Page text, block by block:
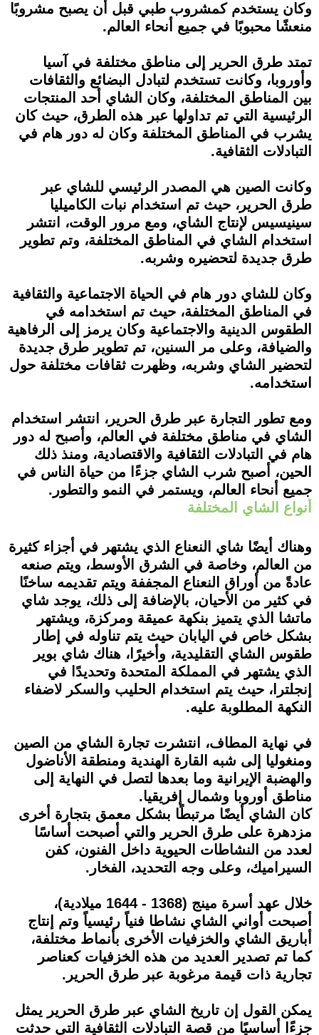
وكان يستخدم كمشروب طبي قبل أن يصبح مشروبًا
منعشًا محبوبًا في جميع أنحاء العالم.
تمتد طرق الحرير إلى مناطق مختلفة في آسيا
وأوروبا، وكانت تستخدم لتبادل البضائع والثقافات
بين المناطق المختلفة، وكان الشاي أحد المنتجات
الرئيسية التي تم تداولها عبر هذه الطرق، حيث كان
يشرب في المناطق المختلفة وكان له دور هام في
التبادلات الثقافية.
وكانت الصين هي المصدر الرئيسي للشاي عبر
طرق الحرير، حيث تم استخدام نبات الكاميليا
سينيسيس لإنتاج الشاي، ومع مرور الوقت، انتشر
استخدام الشاي في المناطق المختلفة، وتم تطوير
طرق جديدة لتحضيره وشربه.
وكان للشاي دور هام في الحياة الاجتماعية والثقافية
في المناطق المختلفة، حيث تم استخدامه في
الطقوس الدينية والاجتماعية وكان يرمز إلى الرفاهية
والضيافة، وعلى مر السنين، تم تطوير طرق جديدة
لتحضير الشاي وشربه، وظهرت ثقافات مختلفة حول
استخدامه.
ومع تطور التجارة عبر طرق الحرير، انتشر استخدام
الشاي في مناطق مختلفة في العالم، وأصبح له دور
هام في التبادلات الثقافية والاقتصادية، ومنذ ذلك
الحين، أصبح شرب الشاي جزءًا من حياة الناس في
جميع أنحاء العالم، ويستمر في النمو والتطور.
أنواع الشاي المختلفة
وهناك أيضًا شاي النعناع الذي يشتهر في أجزاء كثيرة
من العالم، وخاصة في الشرق الأوسط، ويتم صنعه
عادةً من أوراق النعناع المجففة ويتم تقديمه ساخنًا
في كثير من الأحيان، بالإضافة إلى ذلك، يوجد شاي
ماتشا الذي يتميز بنكهة عميقة ومركزة، ويشتهر
بشكل خاص في اليابان حيث يتم تناوله في إطار
طقوس الشاي التقليدية، وأخيرًا، هناك شاي بوير
الذي يشتهر في المملكة المتحدة وتحديدًا في
إنجلترا، حيث يتم استخدام الحليب والسكر لاضفاء
النكهة المطلوبة عليه.
في نهاية المطاف، انتشرت تجارة الشاي من الصين
ومنغوليا إلى شبه القارة الهندية ومنطقة الأناضول
والهضبة الإيرانية وما بعدها لتصل في النهاية إلى
مناطق أوروبا وشمال إفريقيا.
كان الشاي أيضًا مرتبطًا بشكل معمق بتجارة أخرى
مزدهرة على طرق الحرير والتي أصبحت أساسًا
لعدد من النشاطات الحيوية داخل الفنون، كفن
السيراميك، وعلى وجه التحديد، الفخار.
خلال عهد أسرة مينج (1368 - 1644 ميلادية)،
أصبحت أواني الشاي نشاطا فنياً رئيسياً وتم إنتاج
أباريق الشاي والخزفيات الأخرى بأنماط مختلفة،
كما تم تصدير العديد من هذه الخزفيات كعناصر
تجارية ذات قيمة مرغوبة عبر طرق الحرير.
يمكن القول إن تاريخ الشاي عبر طرق الحرير يمثل
جزءًا أساسيًا من قصة التبادلات الثقافية التي حدثت